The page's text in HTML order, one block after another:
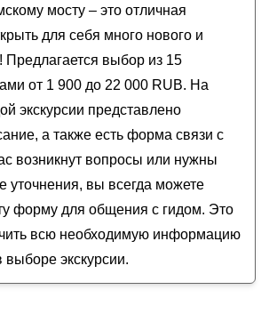
историческому центру
центр Уфы: обзорная экскурсия
впечатления
обзорная экскурсия по Уфе
в Уфу!
до 22 000 RUB
мосту – это отличная
для себя много нового и
Предлагается выбор из 15
от 1 900 до 22 000 RUB. На
экскурсии представлено
а также есть форма связи с
возникнут вопросы или нужны
уточнения, вы всегда можете
форму для общения с гидом. Это
всю необходимую информацию
выборе экскурсии.